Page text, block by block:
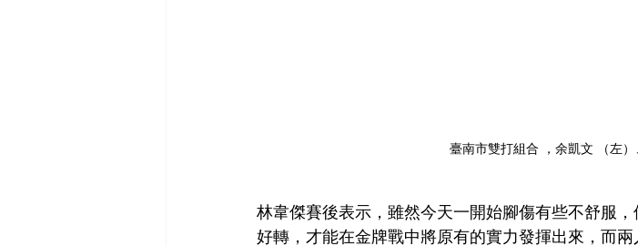
臺南市雙打組合 ，余凱文 （左）
林韋傑賽後表示，雖然今天一開始腳傷有些不舒服
好轉，才能在金牌戰中將原有的實力發揮出來，而